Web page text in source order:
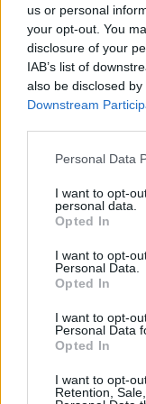
us or personal
your opt-out. You
disclosure of your
IAB’s list of
also be disclosed
Downstream
Personal Data
I want to opt-
personal data.
Opted In
I want to opt-
Personal Data.
Opted In
I want to opt-
Personal Data
Opted In
I want to opt-
Retention,
GÖR SÅ HÄR
Blanda samtliga
ska vara fuktig
Häll
kokosmeten,
Dela ut till bars
en lite stund.
Hacka
vattenbad eller
den smälta
Förvara Bounty
ANONNS: